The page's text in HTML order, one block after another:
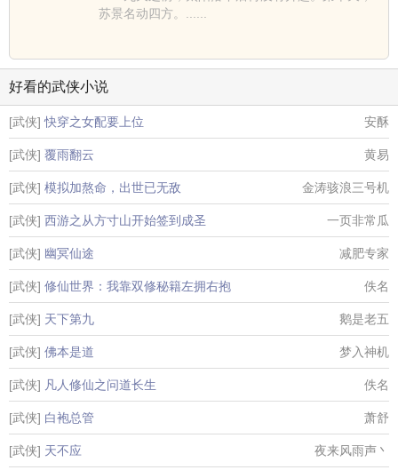
苏景名动四方。......
好看的武侠小说
[武侠] 快穿之女配要上位 安酥
[武侠] 覆雨翻云 黄易
[武侠] 模拟加熬命，出世已无敌 金涛骇浪三号机
[武侠] 西游之从方寸山开始签到成圣 一页非常瓜
[武侠] 幽冥仙途 减肥专家
[武侠] 修仙世界：我靠双修秘籍左拥右抱 佚名
[武侠] 天下第九 鹅是老五
[武侠] 佛本是道 梦入神机
[武侠] 凡人修仙之问道长生 佚名
[武侠] 白袍总管 萧舒
[武侠] 天不应 夜来风雨声丶